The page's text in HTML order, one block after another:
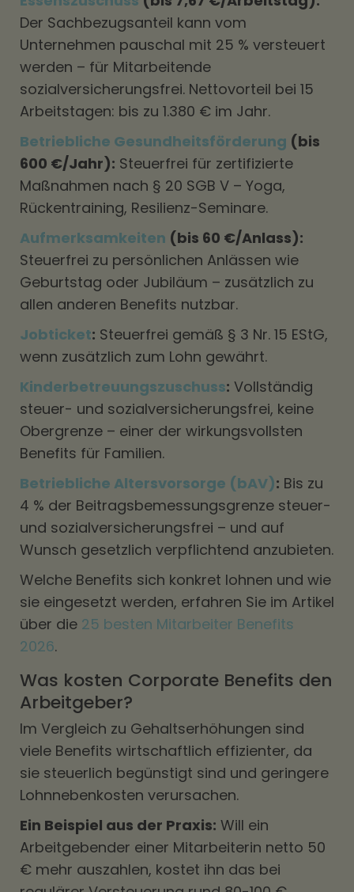
Der Sachbezugsanteil kann vom
Unternehmen pauschal mit 25 % versteuert
werden – für Mitarbeitende
sozialversicherungsfrei. Nettovorteil bei 15
Arbeitstagen: bis zu 1.380 € im Jahr.
Betriebliche Gesundheitsförderung (bis
600 €/Jahr): Steuerfrei für zertifizierte
Maßnahmen nach § 20 SGB V – Yoga,
Rückentraining, Resilienz-Seminare.
Aufmerksamkeiten (bis 60 €/Anlass):
Steuerfrei zu persönlichen Anlässen wie
Geburtstag oder Jubiläum – zusätzlich zu
allen anderen Benefits nutzbar.
Jobticket: Steuerfrei gemäß § 3 Nr. 15 EStG,
wenn zusätzlich zum Lohn gewährt.
Kinderbetreuungszuschuss: Vollständig
steuer- und sozialversicherungsfrei, keine
Obergrenze – einer der wirkungsvollsten
Benefits für Familien.
Betriebliche Altersvorsorge (bAV): Bis zu
4 % der Beitragsbemessungsgrenze steuer-
und sozialversicherungsfrei – und auf
Wunsch gesetzlich verpflichtend anzubieten.
Welche Benefits sich konkret lohnen und wie
sie eingesetzt werden, erfahren Sie im Artikel
über die 25 besten Mitarbeiter Benefits
2026.
Was kosten Corporate Benefits den
Arbeitgeber?
Im Vergleich zu Gehaltserhöhungen sind
viele Benefits wirtschaftlich effizienter, da
sie steuerlich begünstigt sind und geringere
Lohnnebenkosten verursachen.
Ein Beispiel aus der Praxis: Will ein
Arbeitgebender einer Mitarbeiterin netto 50
€ mehr auszahlen, kostet ihn das bei